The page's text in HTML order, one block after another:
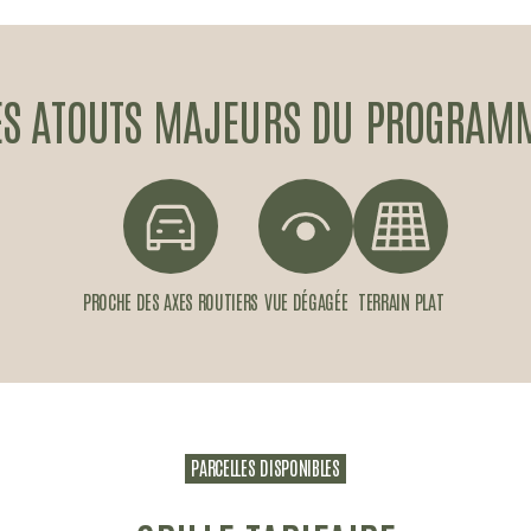
ATOUTS MAJEURS DU
PROCHE DES AXES ROUTIERS VUE DÉGAGÉE TERRAIN PLAT
PARCELLES DISPONIBLES